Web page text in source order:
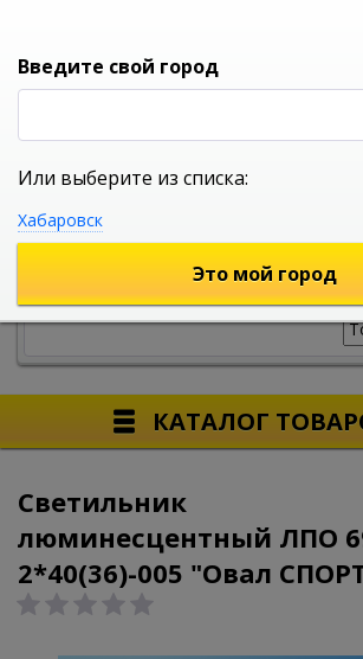
УНИВЕРСАЛЬНЫЙ ИНТЕРНЕТ МАГАЗИН
КАТАЛОГ
Светильник
люминесцентный ЛПО
2*40(36)-005 "Овал
Введите свой город
Или выберите из списка:
Хабаровск
Это мой город